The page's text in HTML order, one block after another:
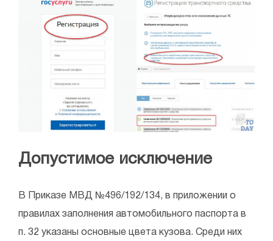
Допустимое исключение
В Приказе МВД №496/192/134, в приложении о
правилах заполнения автомобильного паспорта в
п. 32 указаны основные цвета кузова. Среди них